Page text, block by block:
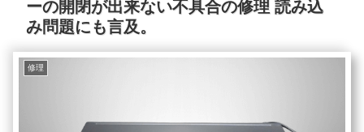
ーの開閉が出来ない不具合の修理 読み込
み問題にも言及。
修理